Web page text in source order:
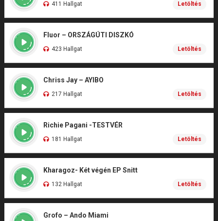
411 Hallgat Letöltés
Fluor – ORSZÁGÚTI DISZKÓ
423 Hallgat Letöltés
Chriss Jay – AYIBO
217 Hallgat Letöltés
Richie Pagani -TESTVÉR
181 Hallgat Letöltés
Kharagoz- Két végén EP Snitt
132 Hallgat Letöltés
Grofo – Ando Miami